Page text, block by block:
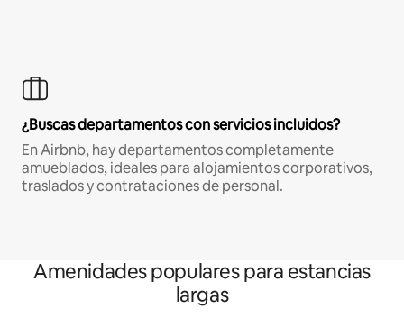
¿Buscas departamentos con servicios incluidos?
En Airbnb, hay departamentos completamente
amueblados, ideales para alojamientos corporativos,
traslados y contrataciones de personal.
Amenidades populares para estancias
largas